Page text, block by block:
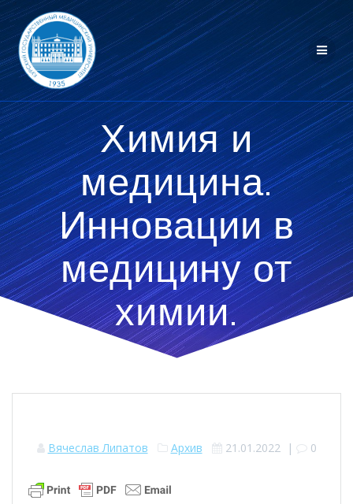
Перейти
к
контенту
Химия и
медицина.
Инновации в
медицину от
химии.
Вячеслав Липатов Архив 21.01.2022| 0